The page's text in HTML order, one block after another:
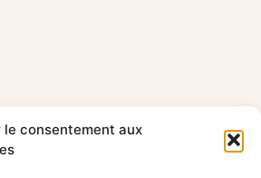
le consentement aux